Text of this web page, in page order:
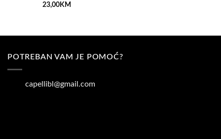
23,00KM
POTREBAN VAM JE POMOĆ?
capellibl@gmail.com